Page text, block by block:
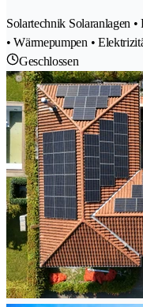
Solartechnik Solaranlagen
• Wärmepumpen •
Geschlossen